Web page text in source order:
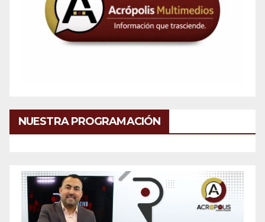
NUESTRA PROGRAMACIÓN